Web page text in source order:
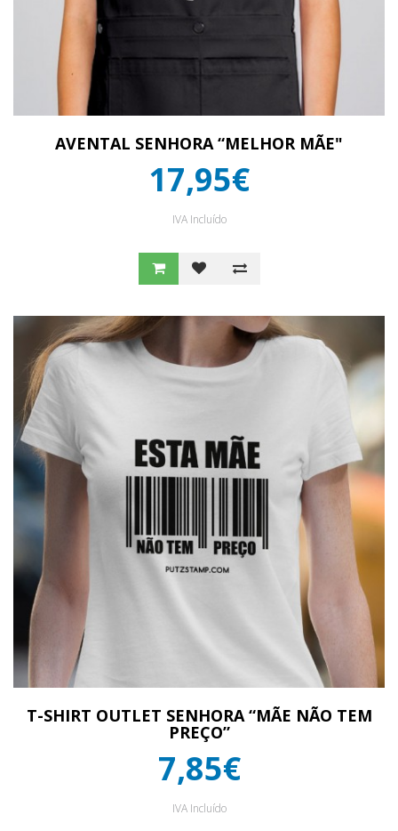
AVENTAL SENHORA “MELHOR MÃE"
17,95€
IVA Incluído
T-SHIRT OUTLET SENHORA “MÃE NÃO TEM
PREÇO”
7,85€
IVA Incluído